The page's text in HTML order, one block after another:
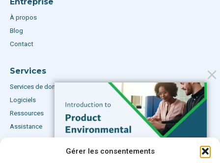
Gérer les consentements
À propos
Blog
Contact
Services
Services de données
Logiciels
Ressources
Assistance
Abonnez-vous à notre blog